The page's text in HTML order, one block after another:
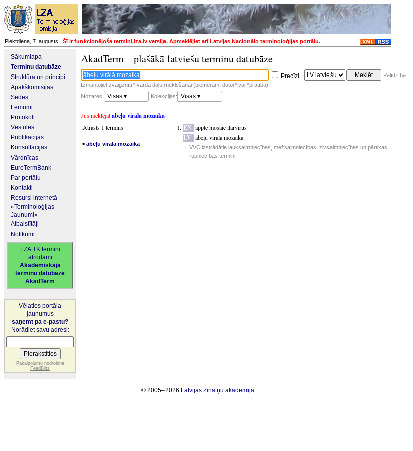
Piektdiena, 7. augusts Šī ir funkcionējoša termini.lza.lv versija. Apmeklējiet arīLatvijas Nacionālo terminoloģijas portālu.
Sākumlapa
Terminu datubāze
Struktūra un principi
Apakškomisijas
Sēdes
Lēmumi
Protokoli
Vēstules
Publikācijas
Konsultācijas
Vārdnīcas
EuroTermBank
Par portālu
Kontakti
Resursi internetā
«Terminoloģijas
Jaunumi»
Atbalstītāji
Notikumi
LZA TK termini
atrodami
Akadēmiskajā
terminu datubāzē
AkadTerm
Vēlaties portāla
jaunumus
saņemt pa e-pastu?
Norādiet savu adresi:
Pakalpojumu nodrošina
FeedBlitz
AkadTerm – plašākā latviešu terminu datubāze
Precīzi
Palīdzība
Izmantojiet zvaigznīti * vārda daļu meklēšanai (piemēram, dator* vai *pratība)
Nozares:
Visas ▾ Kolekcijas: Visas ▾
Jūs meklējātābeļu virālā mozaīka
Atrasts 1 termins
▪ ābeļu virālā mozaīka
EN apple mosaic ilarvirus
LV ābeļu virālā mozaīka
VVC izstrādātie lauksaimniecības, mežsaimniecības, zivsaimniecības un pārtikas
rūpniecības termini
© 2005–2026 Latvijas Zinātņu akadēmija